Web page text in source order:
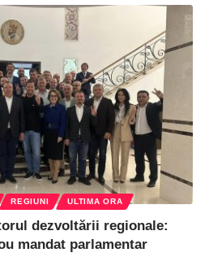
REGIUNI ULTIMA ORA
dezvoltării regionale:
mandat parlamentar